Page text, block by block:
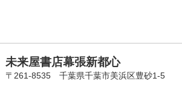
未来屋書店幕張新都心
〒261-8535 千葉県千葉市美浜区豊砂1-5